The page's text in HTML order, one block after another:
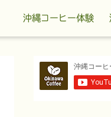
沖縄コーヒー体験